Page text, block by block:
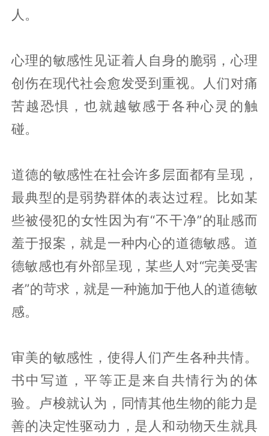
人。
心理的敏感性见证着人自身的脆弱，心理
创伤在现代社会愈发受到重视。人们对痛
苦越恐惧，也就越敏感于各种心灵的触
碰。
道德的敏感性在社会许多层面都有呈现，
最典型的是弱势群体的表达过程。比如某
些被侵犯的女性因为有“不干净”的耻感而
羞于报案，就是一种内心的道德敏感。道
德敏感也有外部呈现，某些人对“完美受害
者”的苛求，就是一种施加于他人的道德敏
感。
审美的敏感性，使得人们产生各种共情。
书中写道，平等正是来自共情行为的体
验。卢梭就认为，同情其他生物的能力是
善的决定性驱动力，是人和动物天生就具